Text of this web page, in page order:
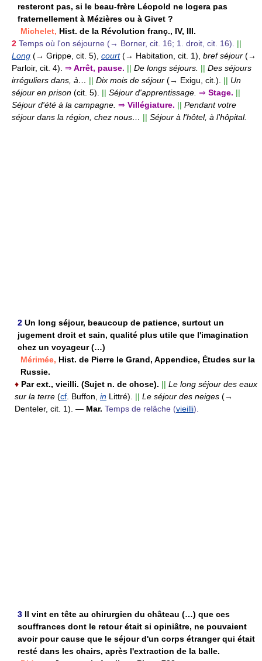
resteront pas, si le beau-frère Léopold ne logera pas
fraternellement à Mézières ou à Givet ?
Michelet, Hist. de la Révolution franç., IV, III.
2 Temps où l'on séjourne (→ Borner, cit. 16; 1. droit, cit. 16). ||
Long (→ Grippe, cit. 5), court (→ Habitation, cit. 1), bref séjour (→
Parloir, cit. 4). ⇒ Arrêt, pause. || De longs séjours. || Des séjours
irréguliers dans, à… || Dix mois de séjour (→ Exigu, cit.). || Un
séjour en prison (cit. 5). || Séjour d'apprentissage. ⇒ Stage. ||
Séjour d'été à la campagne. ⇒ Villégiature. || Pendant votre
séjour dans la région, chez nous… || Séjour à l'hôtel, à l'hôpital.
2 Un long séjour, beaucoup de patience, surtout un
jugement droit et sain, qualité plus utile que l'imagination
chez un voyageur (…)
Mérimée, Hist. de Pierre le Grand, Appendice, Études sur la
Russie.
♦ Par ext., vieilli. (Sujet n. de chose). || Le long séjour des eaux
sur la terre (cf. Buffon, in Littré). || Le séjour des neiges (→
Denteler, cit. 1). — Mar. Temps de relâche (vieilli).
3 Il vint en tête au chirurgien du château (…) que ces
souffrances dont le retour était si opiniâtre, ne pouvaient
avoir pour cause que le séjour d'un corps étranger qui était
resté dans les chairs, après l'extraction de la balle.